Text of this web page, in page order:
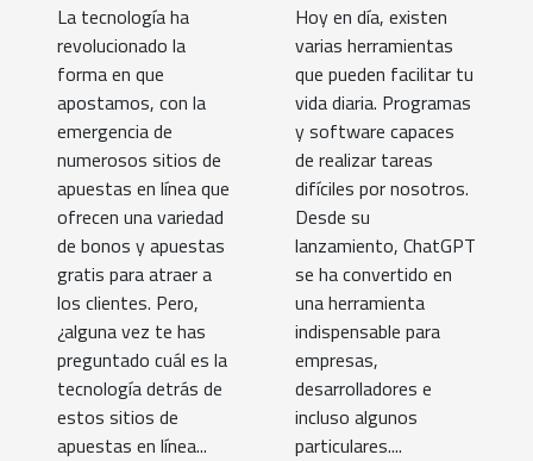
de los bonos y
las apuestas
gratis
La tecnología ha
revolucionado la
forma en que
apostamos, con la
emergencia de
numerosos sitios de
apuestas en línea que
ofrecen una variedad
de bonos y apuestas
gratis para atraer a
los clientes. Pero,
¿alguna vez te has
preguntado cuál es la
tecnología detrás de
estos sitios de
apuestas en línea...
Hoy en día, existen
varias herramientas
que pueden facilitar tu
vida diaria. Programas
y software capaces
de realizar tareas
difíciles por nosotros.
Desde su
lanzamiento, ChatGPT
se ha convertido en
una herramienta
indispensable para
empresas,
desarrolladores e
incluso algunos
particulares....